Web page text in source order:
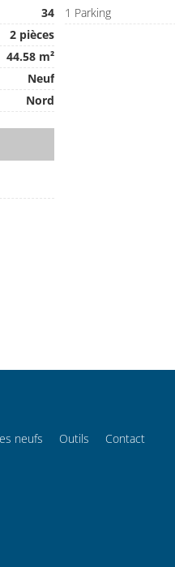
34
2 pièces
44.58 m²
Neuf
Nord
1 Parking
neufs Outils Contact